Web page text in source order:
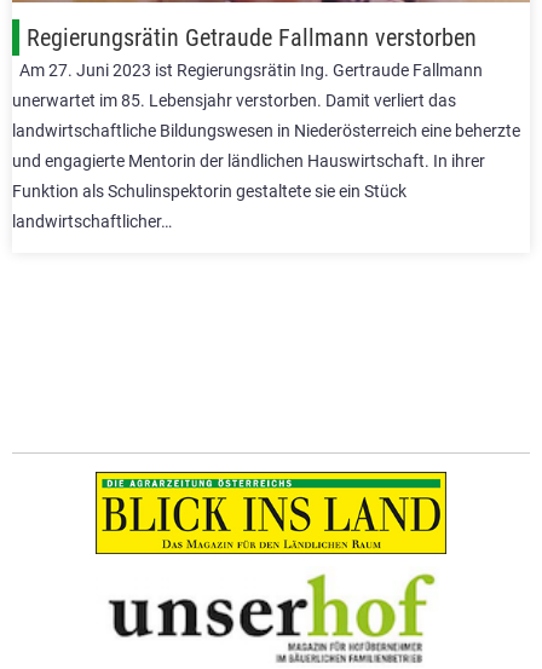
Regierungsrätin Getraude Fallmann verstorben
Am 27. Juni 2023 ist Regierungsrätin Ing. Gertraude Fallmann
unerwartet im 85. Lebensjahr verstorben. Damit verliert das
landwirtschaftliche Bildungswesen in Niederösterreich eine beherzte
und engagierte Mentorin der ländlichen Hauswirtschaft. In ihrer
Funktion als Schulinspektorin gestaltete sie ein Stück
landwirtschaftlicher…